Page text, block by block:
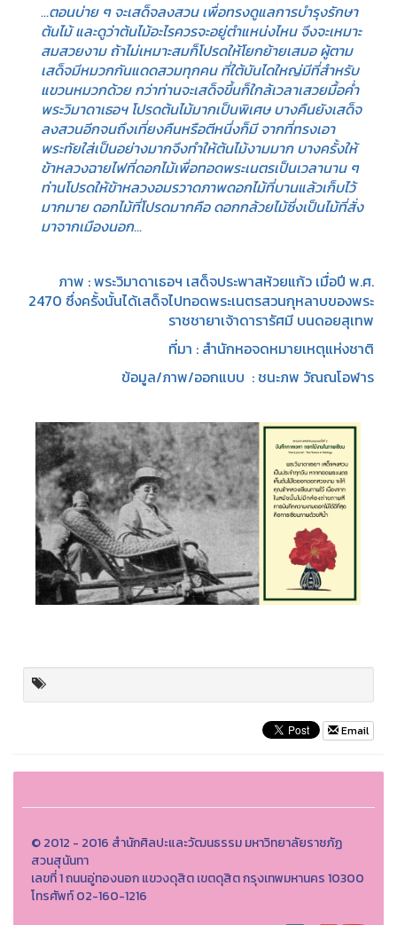
...ตอนบ่าย ๆ จะเสด็จลงสวน เพื่อทรงดูแลการบำรุงรักษา
ต้นไม้ และดูว่าต้นไม้อะไรควรจะอยู่ตำแหน่งไหน จึงจะเหมาะ
สมสวยงาม ถ้าไม่เหมาะสมก็โปรดให้โยกย้ายเสมอ ผู้ตาม
เสด็จมีหมวกกันแดดสวมทุกคน ที่ใต้บันไดใหญ่มีที่สำหรับ
แขวนหมวกด้วย กว่าท่านจะเสด็จขึ้นก็ใกล้เวลาเสวยมื้อค่ำ
พระวิมาดาเธอฯ โปรดต้นไม้มากเป็นพิเศษ บางคืนยังเสด็จ
ลงสวนอีกจนถึงเที่ยงคืนหรือตีหนึ่งก็มี จากที่ทรงเอา
พระทัยใส่เป็นอย่างมากจึงทำให้ต้นไม้งามมาก บางครั้งให้
ข้าหลวงฉายไฟที่ดอกไม้เพื่อทอดพระเนตรเป็นเวลานาน ๆ
ท่านโปรดให้ข้าหลวงอมรวาดภาพดอกไม้ที่บานแล้วเก็บไว้
มากมาย ดอกไม้ที่โปรดมากคือ ดอกกล้วยไม้ซึ่งเป็นไม้ที่สั่ง
มาจากเมืองนอก...
ภาพ : พระวิมาดาเธอฯ เสด็จประพาสห้วยแก้ว เมื่อปี พ.ศ.
2470 ซึ่งครั้งนั้นได้เสด็จไปทอดพระเนตรสวนกุหลาบของพระ
ราชชายาเจ้าดารารัศมี บนดอยสุเทพ
ที่มา : สำนักหอจดหมายเหตุแห่งชาติ
ข้อมูล/ภาพ/ออกแบบ : ชนะภพ วัณณโอฬาร
Email
© 2012 - 2016 สำนักศิลปะและวัฒนธรรม มหาวิทยาลัยราชภัฏ
สวนสุนันทา
เลขที่ 1 ถนนอู่ทองนอก แขวงดุสิต เขตดุสิต กรุงเทพมหานคร 10300
โทรศัพท์ 02-160-1216